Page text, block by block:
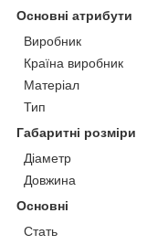
Основні атрибути
Виробник
Країна виробник
Матеріал
Тип
Габаритні розміри
Діаметр
Довжина
Основні
Стать